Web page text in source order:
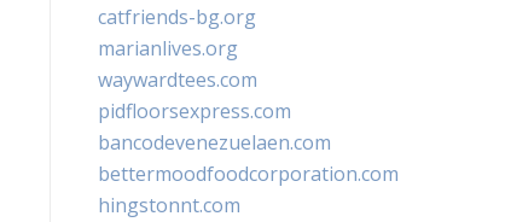
catfriends-bg.org
marianlives.org
waywardtees.com
pidfloorsexpress.com
bancodevenezuelaen.com
bettermoodfoodcorporation.com
hingstonnt.com